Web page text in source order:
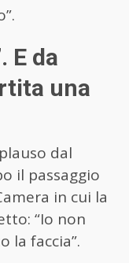
E da
una
dal
il passaggio
in cui la
“Io non
la faccia”.